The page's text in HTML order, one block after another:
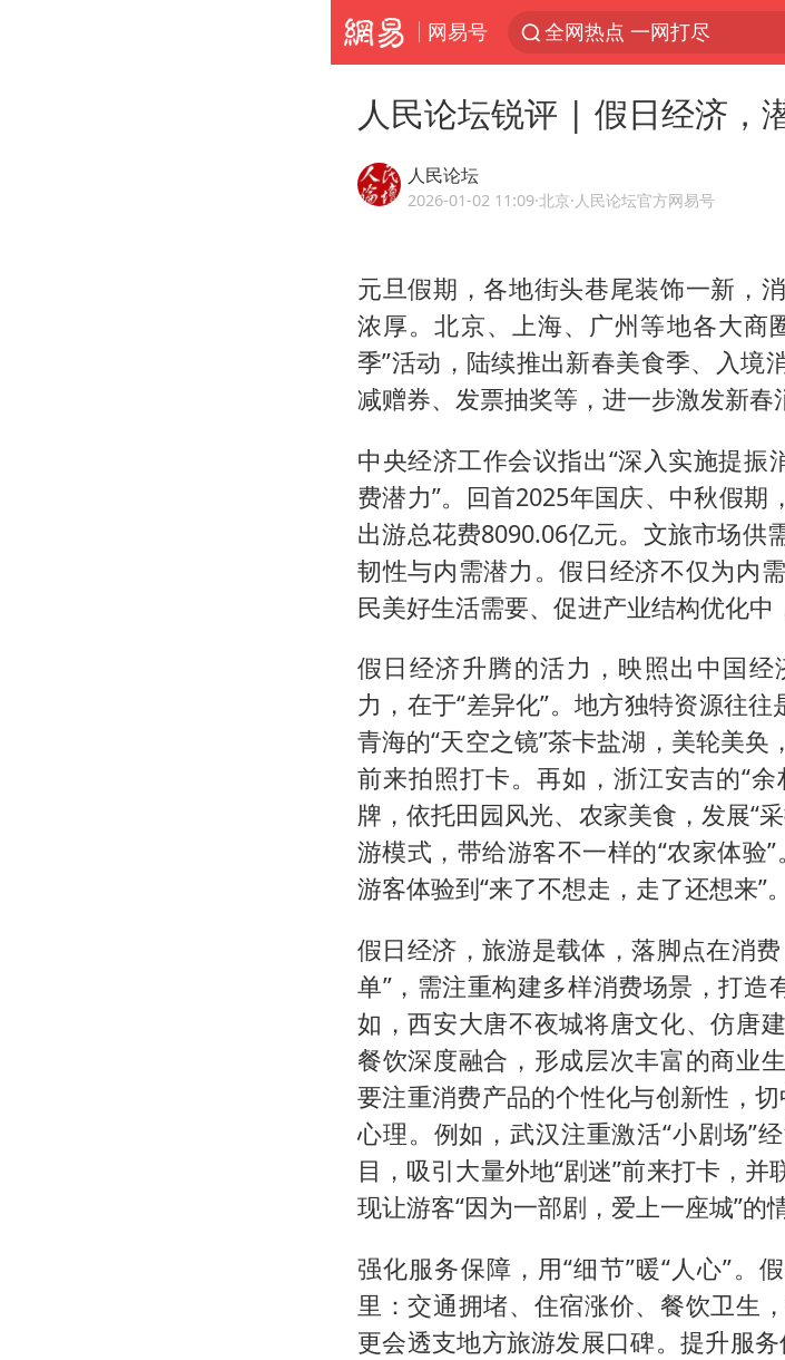
网易号 全网热点 一网打尽
人民论坛锐评 | 假日经济，
人民论坛
2026-01-02 11:09·北京·人民论坛官方网易号
元旦假期，各地街头巷尾装饰一新，
浓厚。北京、上海、广州等地各大商
季”活动，陆续推出新春美食季、入境
减赠券、发票抽奖等，进一步激发新春
中央经济工作会议指出“深入实施提振
费潜力”。回首2025年国庆、中秋假期
出游总花费8090.06亿元。文旅市场供
韧性与内需潜力。假日经济不仅为内
民美好生活需要、促进产业结构优化中
假日经济升腾的活力，映照出中国
力，在于“差异化”。地方独特资源往往
青海的“天空之镜”茶卡盐湖，美轮美
前来拍照打卡。再如，浙江安吉的“
牌，依托田园风光、农家美食，发展“
游模式，带给游客不一样的“农家体验
游客体验到“来了不想走，走了还想来”。
假日经济，旅游是载体，落脚点在消
单”，需注重构建多样消费场景，打造
如，西安大唐不夜城将唐文化、仿唐
餐饮深度融合，形成层次丰富的商业
要注重消费产品的个性化与创新性，切
心理。例如，武汉注重激活“小剧场”
目，吸引大量外地“剧迷”前来打卡，
现让游客“因为一部剧，爱上一座城”的
强化服务保障，用“细节”暖“人心”。
里：交通拥堵、住宿涨价、餐饮卫生
更会透支地方旅游发展口碑。提升服务